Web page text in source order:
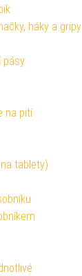
háky a gripy
pásy
na pití
tablety)